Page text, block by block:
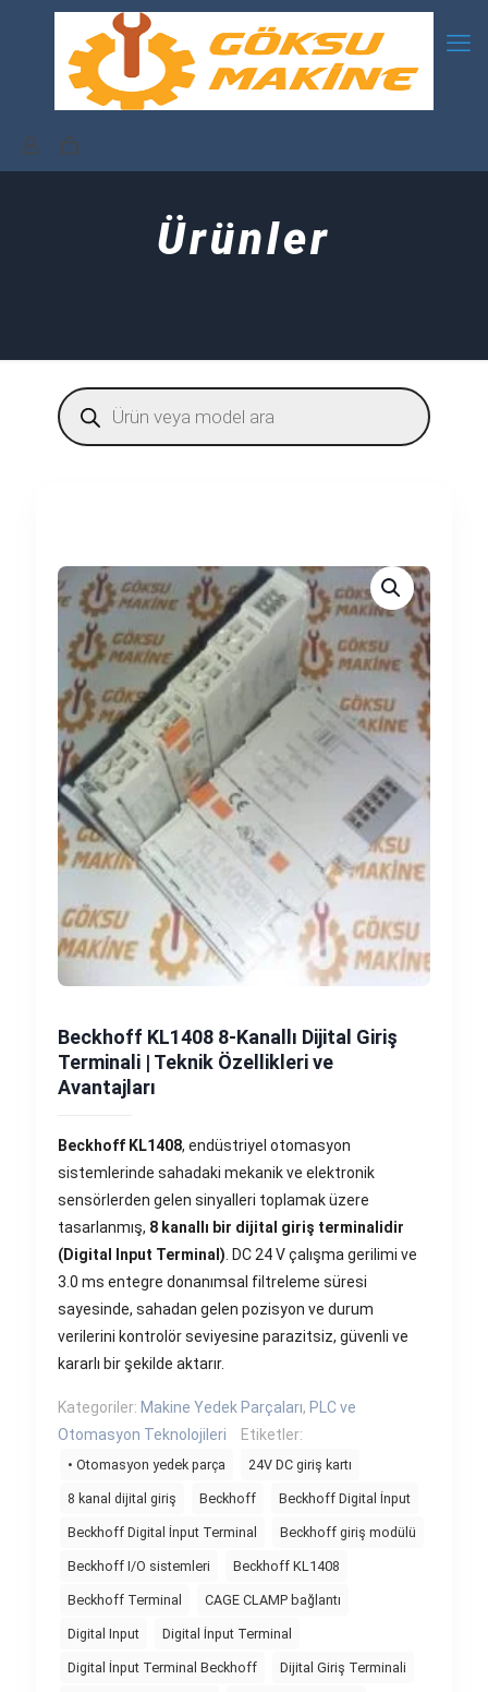
Ürünler
Products
search
Beckhoff KL1408 8-Kanallı Dijital Giriş
Terminali | Teknik Özellikleri ve
Avantajları
Beckhoff KL1408, endüstriyel otomasyon
sistemlerinde sahadaki mekanik ve elektronik
sensörlerden gelen sinyalleri toplamak üzere
tasarlanmış, 8 kanallı bir dijital giriş terminalidir
(Digital Input Terminal) . DC 24 V çalışma gerilimi ve
3.0 ms entegre donanımsal filtreleme süresi
sayesinde, sahadan gelen pozisyon ve durum
verilerini kontrolör seviyesine parazitsiz, güvenli ve
kararlı bir şekilde aktarır.
Kategoriler: Makine Yedek Parçaları, PLC ve
Otomasyon Teknolojileri
Etiketler:
• Otomasyon yedek parça 24V DC giriş kartı
8 kanal dijital giriş Beckhoff Beckhoff Digital İnput
Beckhoff Digital İnput Terminal Beckhoff giriş modülü
Beckhoff I/O sistemleri Beckhoff KL1408
Beckhoff Terminal CAGE CLAMP bağlantı
Digital Input Digital İnput Terminal
Digital İnput Terminal Beckhoff Dijital Giriş Terminali